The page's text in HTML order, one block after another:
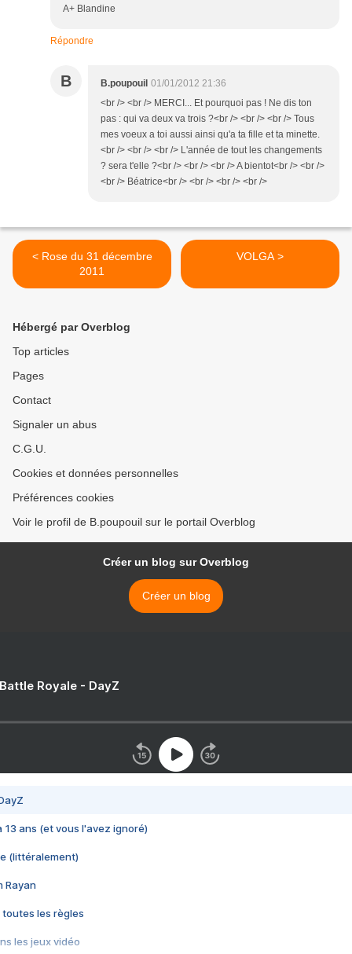
A+ Blandine
Répondre
B B.poupouil 01/01/2012 21:36
<br /> <br /> MERCI... Et pourquoi pas ! Ne dis ton
pas : qui va deux va trois ?<br /> <br /> <br /> Tous
mes voeux a toi aussi ainsi qu'a ta fille et ta minette.
<br /> <br /> <br /> L'année de tout les changements
? sera t'elle ?<br /> <br /> <br /> A bientot<br /> <br />
<br /> Béatrice<br /> <br /> <br /> <br />
< Rose du 31 décembre
2011
VOLGA >
Hébergé par Overblog
Top articles
Pages
Contact
Signaler un abus
C.G.U.
Cookies et données personnelles
Préférences cookies
Voir le profil de B.poupouil sur le portail Overblog
Créer un blog sur Overblog
Créer un blog
Royale - DayZ
13 ans (et vous l'avez ignoré)
(littéralement)
Rayan
toutes les règles
les jeux vidéo